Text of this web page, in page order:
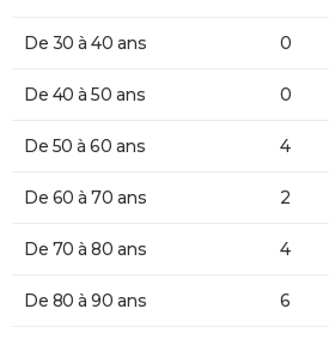
De 30 à 40 ans 0
De 40 à 50 ans 0
De 50 à 60 ans 4
De 60 à 70 ans 2
De 70 à 80 ans 4
De 80 à 90 ans 6